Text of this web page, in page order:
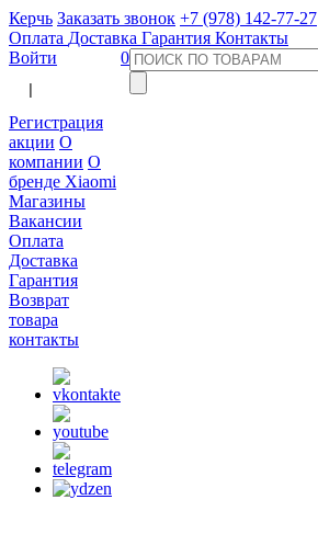
Керчь Заказать звонок +7 (978) 142-77-27
Оплата Доставка Гарантия Контакты
Войти
Регистрация
акции О
компании О
бренде Xiaomi
Магазины
Вакансии
Оплата
Доставка
Гарантия
Возврат
товара
контакты
0